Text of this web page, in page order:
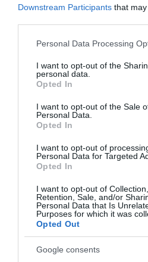
Downstream Participants that
Please note that this website/app
not limited to your visit or usage
grant or deny consent to Google
use your data for below specified
consent section.
Personal Data Processing
I want to opt-out of the
personal data.
Opted In
I want to opt-out of the Sale
Personal Data.
Opted In
I want to opt-out of
Personal Data for Targeted
Opted In
I want to opt-out of
Retention, Sale, and/or
Personal Data that Is
Purposes for which it was
Opted Out
Google consents